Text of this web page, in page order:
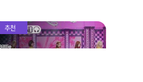
분다 (ONF - Love Effect)
(Sound Remastered)
추천